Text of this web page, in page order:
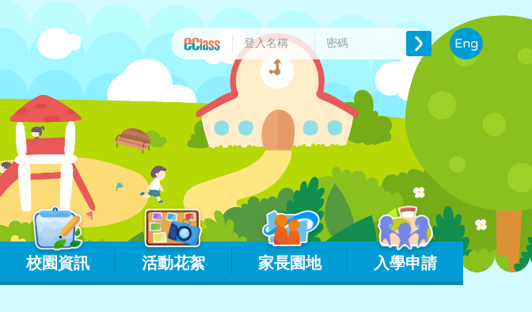
Eng
校園資訊 活動花絮 家長園地 入學申請